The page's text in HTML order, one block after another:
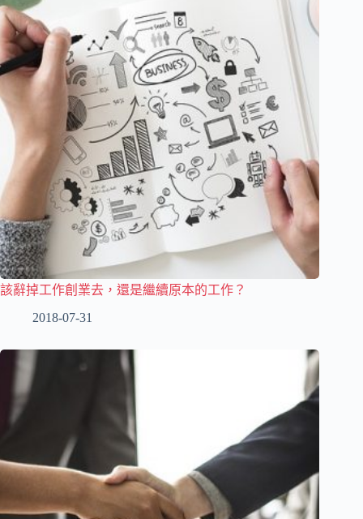
該辭掉工作創業去，還是繼續原本的工作？
2018-07-31